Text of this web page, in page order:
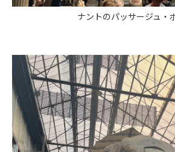
ナントのパッサージュ・